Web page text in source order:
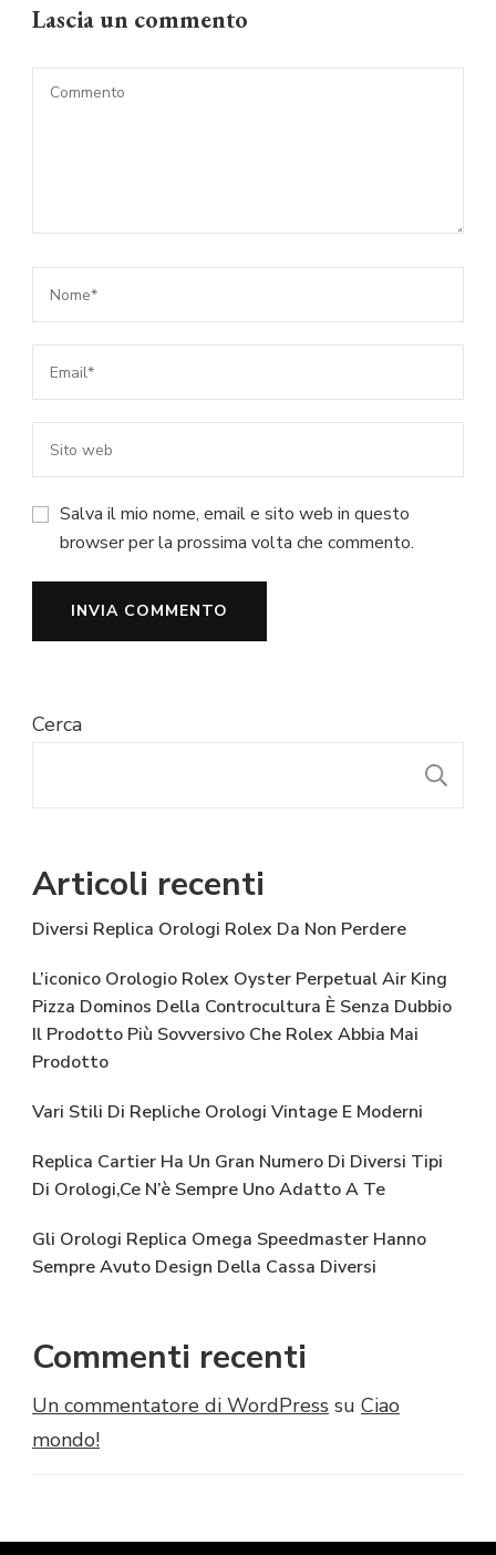
Lascia un commento
Salva il mio nome, email e sito web in questo
browser per la prossima volta che commento.
Cerca
Articoli recenti
Diversi Replica Orologi Rolex Da Non Perdere
L’iconico Orologio Rolex Oyster Perpetual Air King
Pizza Dominos Della Controcultura È Senza Dubbio
Il Prodotto Più Sovversivo Che Rolex Abbia Mai
Prodotto
Vari Stili Di Repliche Orologi Vintage E Moderni
Replica Cartier Ha Un Gran Numero Di Diversi Tipi
Di Orologi,Ce N’è Sempre Uno Adatto A Te
Gli Orologi Replica Omega Speedmaster Hanno
Sempre Avuto Design Della Cassa Diversi
Commenti recenti
Un commentatore di WordPress su Ciao
mondo!